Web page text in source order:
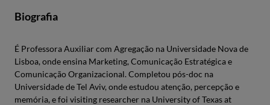
Biografia
É Professora Auxiliar com Agregação na Universidade Nova de
Lisboa, onde ensina Marketing, Comunicação Estratégica e
Comunicação Organizacional. Completou pós-doc na
Universidade de Tel Aviv, onde estudou atenção, percepção e
memória, e foi visiting researcher na University of Texas at